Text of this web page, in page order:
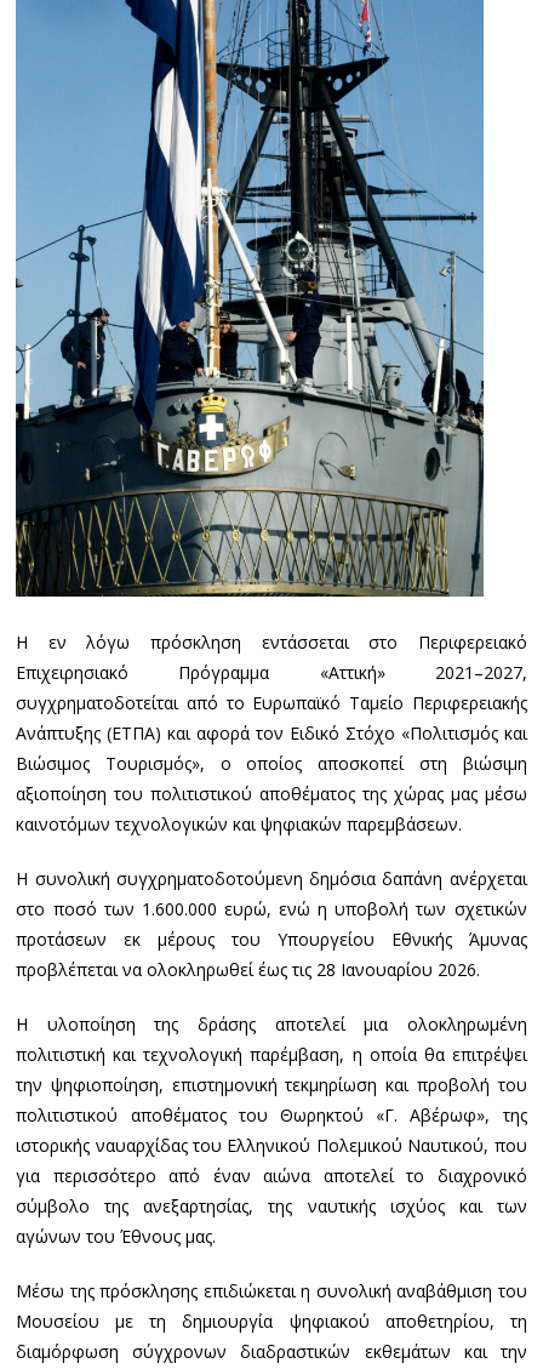
Η εν λόγω πρόσκληση εντάσσεται στο Περιφερειακό
Επιχειρησιακό Πρόγραμμα «Αττική» 2021–2027,
συγχρηματοδοτείται από το Ευρωπαϊκό Ταμείο Περιφερειακής
Ανάπτυξης (ΕΤΠΑ) και αφορά τον Ειδικό Στόχο «Πολιτισμός και
Βιώσιμος Τουρισμός», ο οποίος αποσκοπεί στη βιώσιμη
αξιοποίηση του πολιτιστικού αποθέματος της χώρας μας μέσω
καινοτόμων τεχνολογικών και ψηφιακών παρεμβάσεων.
Η συνολική συγχρηματοδοτούμενη δημόσια δαπάνη ανέρχεται
στο ποσό των 1.600.000 ευρώ, ενώ η υποβολή των σχετικών
προτάσεων εκ μέρους του Υπουργείου Εθνικής Άμυνας
προβλέπεται να ολοκληρωθεί έως τις 28 Ιανουαρίου 2026.
Η υλοποίηση της δράσης αποτελεί μια ολοκληρωμένη
πολιτιστική και τεχνολογική παρέμβαση, η οποία θα επιτρέψει
την ψηφιοποίηση, επιστημονική τεκμηρίωση και προβολή του
πολιτιστικού αποθέματος του Θωρηκτού «Γ. Αβέρωφ», της
ιστορικής ναυαρχίδας του Ελληνικού Πολεμικού Ναυτικού, που
για περισσότερο από έναν αιώνα αποτελεί το διαχρονικό
σύμβολο της ανεξαρτησίας, της ναυτικής ισχύος και των
αγώνων του Έθνους μας.
Μέσω της πρόσκλησης επιδιώκεται η συνολική αναβάθμιση του
Μουσείου με τη δημιουργία ψηφιακού αποθετηρίου, τη
διαμόρφωση σύγχρονων διαδραστικών εκθεμάτων και την